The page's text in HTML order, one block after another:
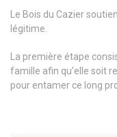
Le Bois du Cazier
légitime.
La première étape
famille afin qu’elle soit
pour entamer ce long